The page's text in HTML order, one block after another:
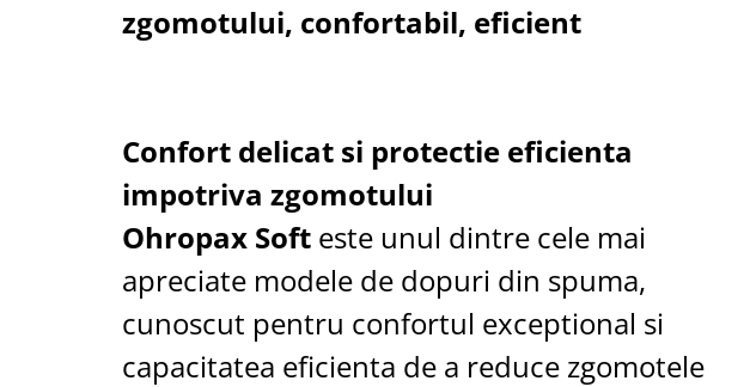
Ingrjire faciala
Igiena dentara
Periute de dinti electrice
Irigatoare bucale
Accesorii si rezerve
Ondulatoare si placi de par
Uscatoare si perii electrice
zgomotului, confortabil, eficient
Confort delicat si protectie eficienta
impotriva zgomotului
Ohropax Soft este unul dintre cele mai
apreciate modele de dopuri din spuma,
cunoscut pentru confortul exceptional si
capacitatea eficienta de a reduce zgomotele